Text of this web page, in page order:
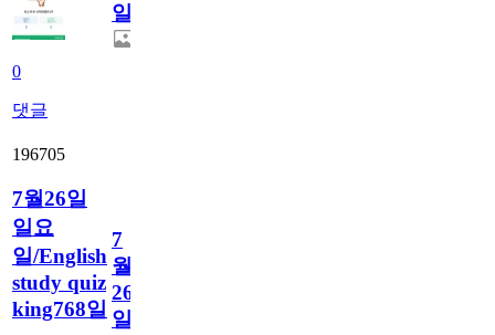
0
댓글
일
196705
7월26일
일요
일/English
study quiz
king768일
7
월
26
일